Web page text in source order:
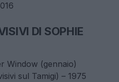
DI SOPHIE
Window (gennaio)
sul Tamigi) – 1975